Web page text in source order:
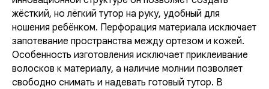
жёсткий, но лёгкий тутор на руку, удобный для
ношения ребёнком. Перфорация материала исключает
запотевание пространства между ортезом и кожей.
Особенность изготовления исключает приклеивание
волосков к материалу, а наличие молнии позволяет
свободно снимать и надевать готовый тутор. В